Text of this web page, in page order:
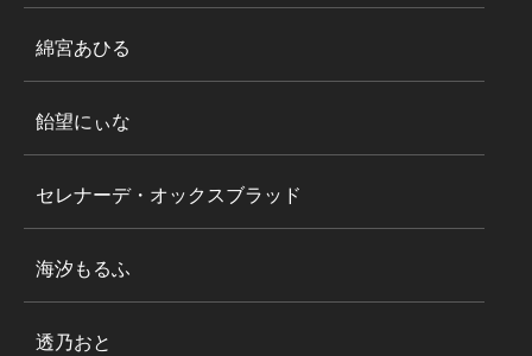
綿宮あひる
飴望にぃな
セレナーデ・オックスブラッド
海汐もるふ
透乃おと